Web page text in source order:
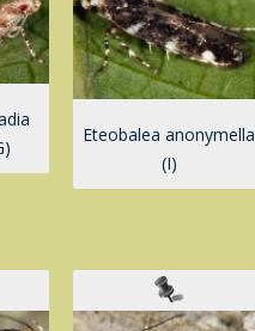
Eteobalea anonymella
(I)